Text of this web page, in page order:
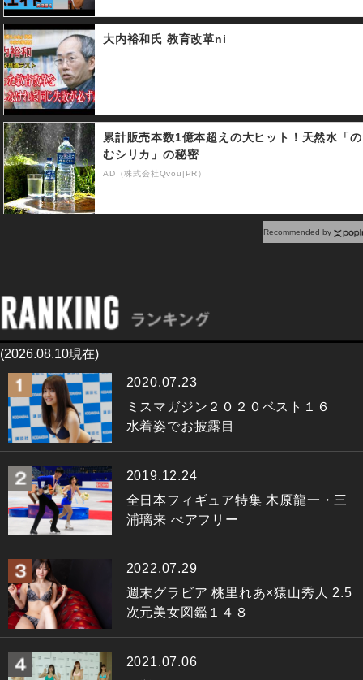
大内裕和氏 教育改革ni
累計販売本数1億本超えの大ヒット！天然水「の
むシリカ」の秘密
AD（株式会社Qvou|PR）
Recommended by
(2026.08.10現在)
2020.07.23
ミスマガジン２０２０ベスト１６
水着姿でお披露目
2019.12.24
全日本フィギュア特集 木原龍一・三
浦璃来 ぺアフリー
2022.07.29
週末グラビア 桃里れあ×猿山秀人 2.5
次元美女図鑑１４８
2021.07.06